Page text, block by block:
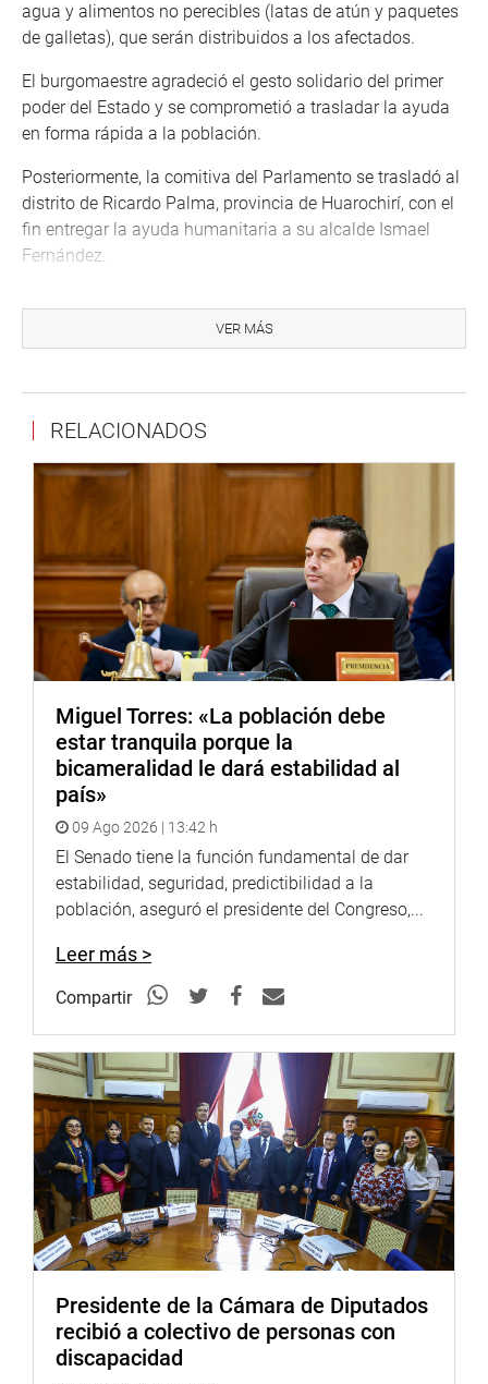
agua y alimentos no perecibles (latas de atún y paquetes
de galletas), que serán distribuidos a los afectados.
El burgomaestre agradeció el gesto solidario del primer
poder del Estado y se comprometió a trasladar la ayuda
en forma rápida a la población.
Posteriormente, la comitiva del Parlamento se trasladó al
distrito de Ricardo Palma, provincia de Huarochirí, con el
fin entregar la ayuda humanitaria a su alcalde Ismael
Fernández.
agradecieron al Congreso de la República por hacerse
presente en esos momentos difíciles para ellos.
Cabe indicar que ayer martes 17, la presidenta del
Congreso, Luz Salgado Rubianes, y los vicepresidentes
Richard Acuña y Luciana León, y los legisladores Pedro
Olaechea (PPK) y Percy Alcalá (FP), hicieron lo propio en
Santa Eulalia y se reunieron con su alcalde Abel Aguilar.
En esa jurisdicción, además de dejar bidones de agua y
alimentos no perecibles para los damnificados, los
parlamentarios conocieron in situ las necesidades de la
población de esa zona de la capital.
PRENSA-CONGRESO
Puede encontrar más información en nuestra página web
y redes sociales.
http://www.congreso.gob.pe/
Facebook:https://www.facebook.com/congresoperu
Twitter:https://twitter.com/congresoperu
http://www.youtube.com/congresoperu
<http://www.youtube.com/congresoperu>
Soundcloud:https://soundcloud.com/radiocongreso
<https://soundcloud.com/radiocongreso>
Sistema de Archivo Fotográfico (SAF):
http://www4.congreso.gob.pe/fotografia.asp
VER MÁS
RELACIONADOS
Miguel Torres: «La población debe
estar tranquila porque la
bicameralidad le dará estabilidad al
país»
09 Ago 2026 | 13:42 h
El Senado tiene la función fundamental de dar
estabilidad, seguridad, predictibilidad a la
población, aseguró el presidente del Congreso,...
Leer más >
Compartir
Presidente de la Cámara de Diputados
recibió a colectivo de personas con
discapacidad